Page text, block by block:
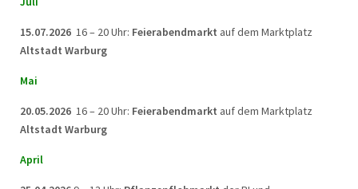
15.07.2026 16 – 20 Uhr: Feierabendmarkt auf dem Marktplatz
Altstadt Warburg
Mai
20.05.2026 16 – 20 Uhr: Feierabendmarkt auf dem Marktplatz
Altstadt Warburg
April